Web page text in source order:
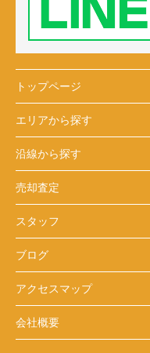
トップページ
エリアから探す
沿線から探す
売却査定
スタッフ
ブログ
アクセスマップ
会社概要